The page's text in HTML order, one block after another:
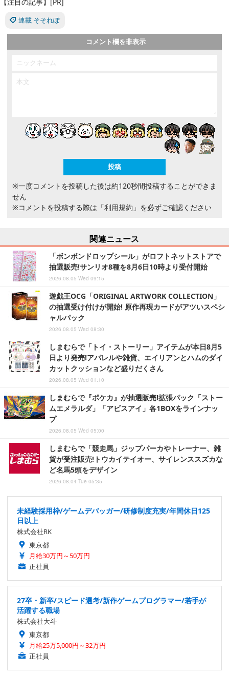
連載 そそれぽ
コメント欄を非表示
※一度コメントを投稿した後は約120秒間投稿することができま
せん
※コメントを投稿する際は 「利用規約」 を必ずご確認ください
関連ニュース
「ボンボンドロップシール」がロフトネットストアで
抽選販売!サンリオ8種を8月6日10時より受付開始
2026.08.05 Wed 09:15
遊戯王OCG「ORIGINAL ARTWORK COLLECTION」
の抽選受け付けが開始! 原作再現カードがアツいスペシ
ャルパック
2026.08.05 Wed 08:30
しまむらで「トイ・ストーリー」アイテムが本日8月5
日より発売!アパレルや雑貨、エイリアンとハムのダイ
カットクッションなど盛りだくさん
2026.08.05 Wed 01:10
しまむらで『ポケカ』が抽選販売!拡張パック「ストー
ムエメラルダ」「アビスアイ」各1BOXをラインナッ
プ
2026.08.05 Wed 05:00
しまむらで「競走馬」ジップパーカやトレーナー、雑
貨が受注販売!トウカイテイオー、サイレンススズカな
ど名馬5頭をデザイン
2026.08.04 Tue 05:35
未経験採用枠/ゲームデバッガー/研修制度充実/年間休日125
日以上
株式会社RK
東京都
月給30万円～50万円
正社員
27卒・新卒/スピード選考/新作ゲームプログラマー/若手が
活躍する職場
株式会社大斗
東京都
月給25万5,000円～32万円
正社員